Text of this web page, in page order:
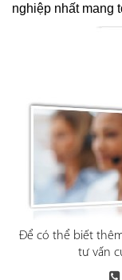
nghiệp nhất mang
Để có thể biết
tư vấn